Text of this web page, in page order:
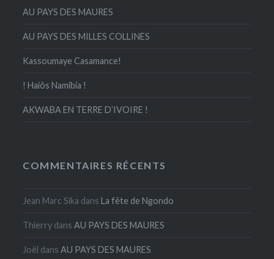
AU PAYS DES MAURES
AU PAYS DES MILLES COLLINES
Kassoumaye Casamance!
! Haiôs Namibia !
AKWABA EN TERRE D’IVOIRE !
COMMENTAIRES RÉCENTS
Jean Marc Sika dansLa fête de Ngondo
Thierry dansAU PAYS DES MAURES
Joël dansAU PAYS DES MAURES